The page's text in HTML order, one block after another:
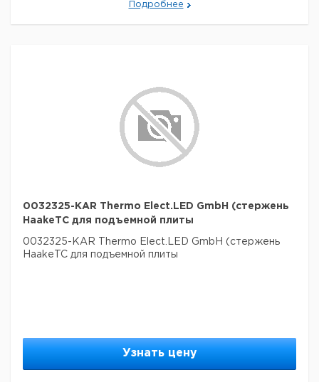
Подробнее
0032325-KAR Thermo Elect.LED GmbH (стержень
HaakeTC для подъемной плиты
0032325-KAR Thermo Elect.LED GmbH (стержень
HaakeTC для подъемной плиты
Узнать цену